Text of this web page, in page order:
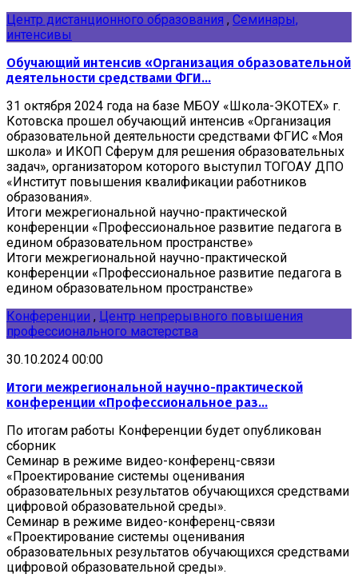
Центр дистанционного образования , Семинары,
интенсивы
Обучающий интенсив «Организация образовательной
деятельности средствами ФГИ...
31 октября 2024 года на базе МБОУ «Школа-ЭКОТЕХ» г.
Котовска прошел обучающий интенсив «Организация
образовательной деятельности средствами ФГИС «Моя
школа» и ИКОП Сферум для решения образовательных
задач», организатором которого выступил ТОГОАУ ДПО
«Институт повышения квалификации работников
образования».
Итоги межрегиональной научно-практической
конференции «Профессиональное развитие педагога в
едином образовательном пространстве»
Итоги межрегиональной научно-практической
конференции «Профессиональное развитие педагога в
едином образовательном пространстве»
Конференции , Центр непрерывного повышения
профессионального мастерства
30.10.2024 00:00
Итоги межрегиональной научно-практической
конференции «Профессиональное раз...
По итогам работы Конференции будет опубликован
сборник
Семинар в режиме видео-конференц-связи
«Проектирование системы оценивания
образовательных результатов обучающихся средствами
цифровой образовательной среды».
Семинар в режиме видео-конференц-связи
«Проектирование системы оценивания
образовательных результатов обучающихся средствами
цифровой образовательной среды».